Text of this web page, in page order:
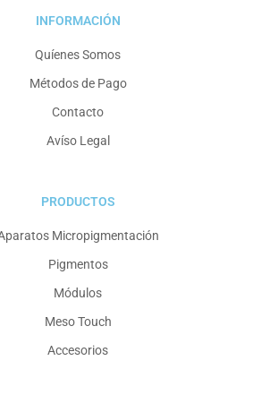
INFORMACIÓN
Quíenes Somos
Métodos de Pago
Contacto
Avíso Legal
PRODUCTOS
Micropigmentación
Pigmentos
Módulos
Meso Touch
Accesorios